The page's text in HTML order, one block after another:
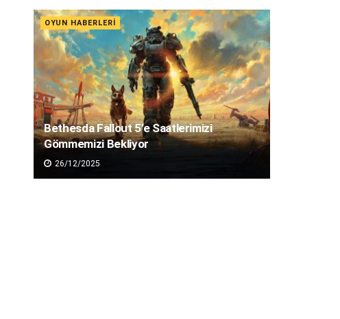
OYUN HABERLERI
Bethesda Fallout 5’e Saatlerimizi
Gömmemizi Bekliyor
26/12/2025